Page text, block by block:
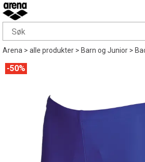
Arena>alle produkter>Barn og Junior>
50%